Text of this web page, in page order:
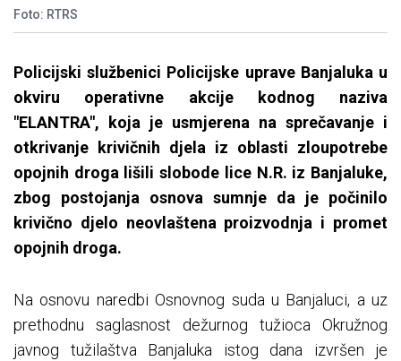
Foto: RTRS
Policijski službenici Policijske uprave Banjaluka u
okviru operativne akcije kodnog naziva
"ELANTRA", koja je usmjerena na sprečavanje i
otkrivanje krivičnih djela iz oblasti zloupotrebe
opojnih droga lišili slobode lice N.R. iz Banjaluke,
zbog postojanja osnova sumnje da je počinilo
krivično djelo neovlaštena proizvodnja i promet
opojnih droga.
Na osnovu naredbi Osnovnog suda u Banjaluci, a uz
prethodnu saglasnost dežurnog tužioca Okružnog
javnog tužilaštva Banjaluka istog dana izvršen je